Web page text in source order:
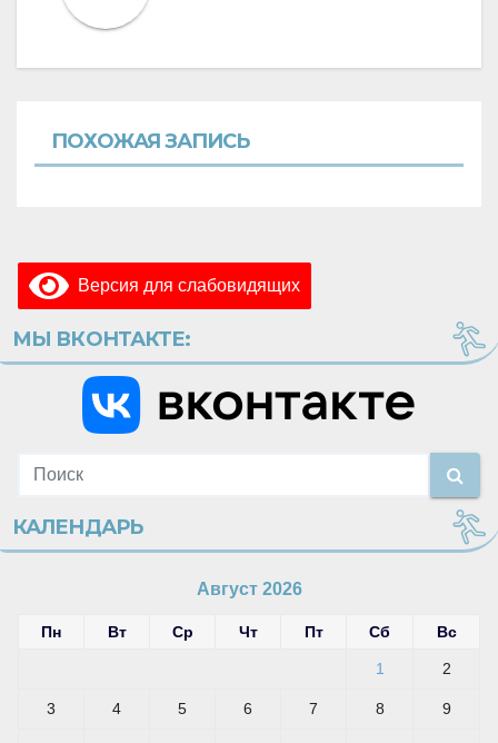
ПОХОЖАЯ ЗАПИСЬ
Версия для слабовидящих
МЫ ВКОНТАКТЕ:
КАЛЕНДАРЬ
Август 2026
Пн Вт Ср Чт Пт Сб Вс
1 2
3 4 5 6 7 8 9